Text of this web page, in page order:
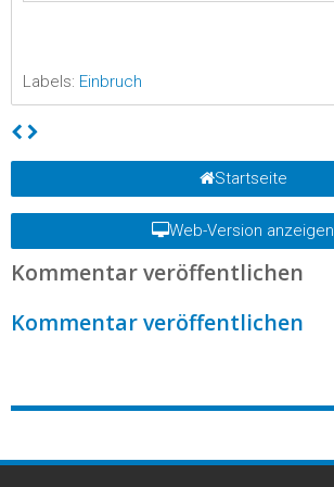
Labels: Einbruch
Startseite
Web-Version anzeigen
Kommentar veröffentlichen
Kommentar veröffentlichen